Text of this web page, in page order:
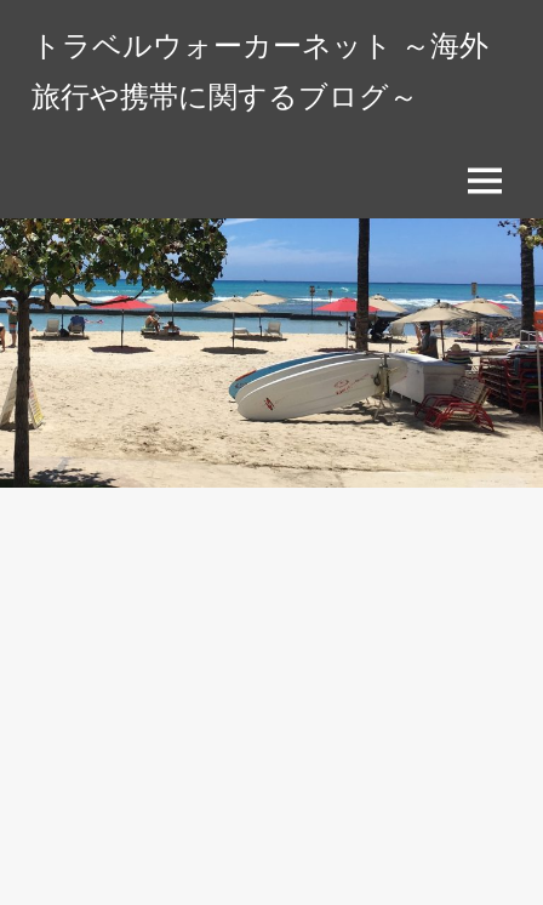
ス
キ
ッ
プ
トラベルウォーカーネット ～海外
旅行や携帯に関するブログ～
メ
ー